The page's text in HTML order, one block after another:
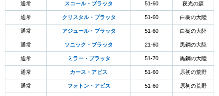
通常 スコール・ブラッタ 51-60 夜光の森
通常 クリスタル・ブラッタ 51-60 白樹の大陸
通常 アジュール・ブラッタ 51-60 白樹の大陸
通常 ソニック・ブラッタ 21-60 黒鋼の大陸
通常 ミラー・ブラッタ 51-70 黒鋼の大陸
通常 カース・アピス 51-60 原初の荒野
通常 フォトン・アピス 51-60 原初の荒野